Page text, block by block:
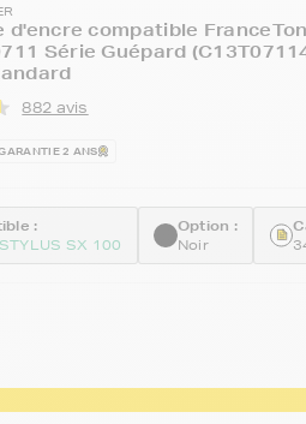
d'encre compatible
Série Guépard
882 avis
2 ANS
:
SX 100
Option :
Noir